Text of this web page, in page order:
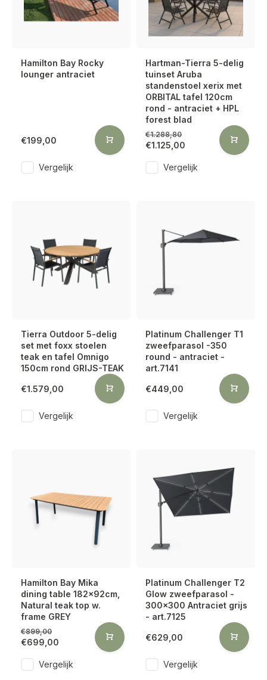
Hamilton Bay Rocky
lounger antraciet
€199,00
Vergelijk
Hartman-Tierra 5-delig
tuinset Aruba
standenstoel xerix met
ORBITAL tafel 120cm
rond - antraciet + HPL
forest blad
€1.288,80
€1.125,00
Vergelijk
Tierra Outdoor 5-delig
set met foxx stoelen
teak en tafel Omnigo
150cm rond GRIJS-TEAK
€1.579,00
Vergelijk
Platinum Challenger T1
zweefparasol -350
round - antraciet -
art.7141
€449,00
Vergelijk
Hamilton Bay Mika
dining table 182x92cm,
Natural teak top w.
frame GREY
€899,00
€699,00
Vergelijk
Platinum Challenger T2
Glow zweefparasol -
300x300 Antraciet grijs
- art.7125
€629,00
Vergelijk